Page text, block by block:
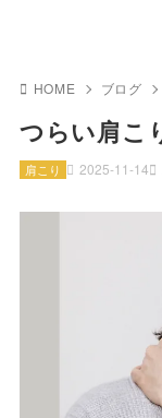
HOME ブログ
つらい肩こ
2025-11-14
肩こり